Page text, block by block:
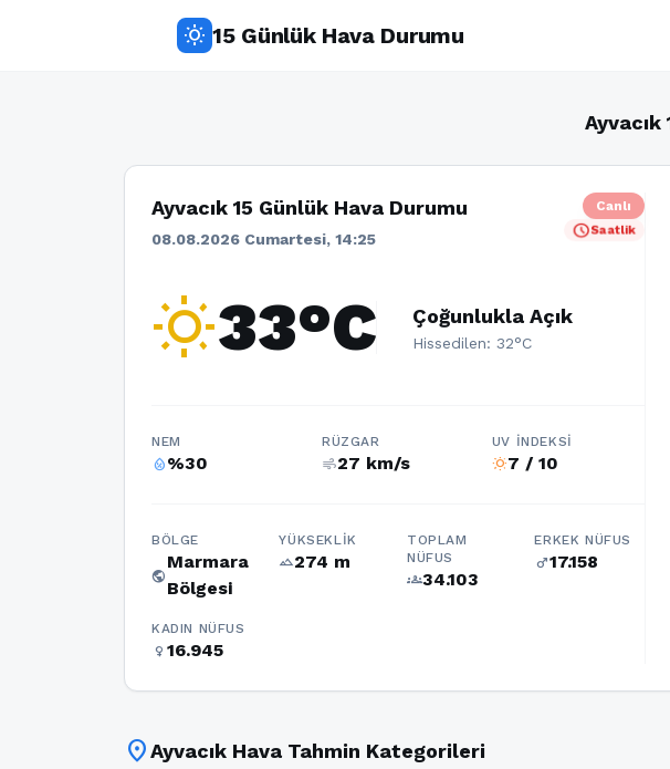
wb_sunny 15 Günlük Hava Durumu
Ayvacık
Ayvacık 15 Günlük Hava Durumu
08.08.2026 Cumartesi, 14:25
Canlı
scheduleSaatlik
wb_sunny33°C Çoğunlukla Açık
Hissedilen: 32°C
NEM
humidity_percentage%30
RÜZGAR
air27 km/s
UV İNDEKSI
wb_sunny7 / 10
BÖLGE
public
Marmara
Bölgesi
YÜKSEKLIK
terrain274 m
TOPLAM
NÜFUS
groups34.103
ERKEK NÜFUS
male17.158
KADIN NÜFUS
female 16.945
location_onAyvacık Hava Tahmin Kategorileri